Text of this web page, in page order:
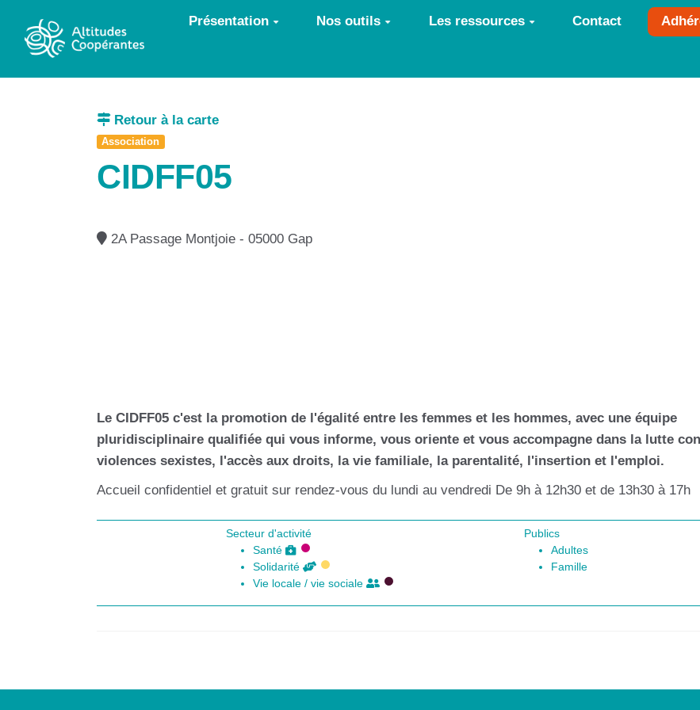
Aller au contenu principal Présentation Nos outils Les ressources Contact
Retour à la carte
Association
CIDFF05
2A Passage Montjoie - 05000 Gap
Le CIDFF05 c'est la promotion de l'égalité entre les femmes et les hommes, avec une équipe
pluridisciplinaire qualifiée qui vous informe, vous oriente et vous accompagne dans la lutte
violences sexistes, l'accès aux droits, la vie familiale, la parentalité, l'insertion et l'emploi.
Accueil confidentiel et gratuit sur rendez-vous du lundi au vendredi De 9h à 12h30 et de 13h30 à 17h
Secteur d'activité
Santé
Solidarité
Vie locale / vie sociale
Publics
Adultes
Famille